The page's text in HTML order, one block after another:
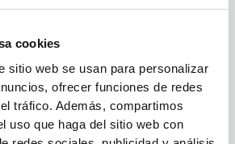
cookies
sitio web se usan para personalizar
ofrecer funciones de redes
tráfico. Además, compartimos
uso que haga del sitio web con
la pintura y el moho reaparece en
sin desinfectar es tapar el problema, no
seco.
Libera miles de esporas al aire